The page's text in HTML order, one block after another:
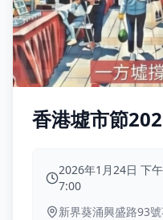
香港墟市節
2026年1月24日 下
7:00
新界葵涌興盛路93